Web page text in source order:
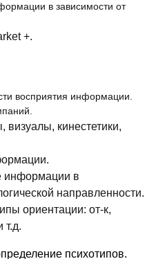
в зависимости от
+.
восприятия информации.
визуалы, кинестетики,
информации в
направленности.
ориентации: от-к,
т.д.
психотипов.